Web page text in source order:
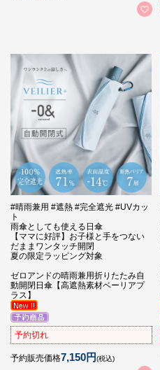
#晴雨兼用 #遮熱 #完全遮光 #UVカッ
ト
雨傘としても使える日傘
【ママに好評】お子様と手をつない
だままワンタッチ開閉
夏の限定ラッピング対象
ゼロアンドの晴雨兼用折りたたみ自
動開閉日傘【高遮熱素材ベーリアプ
ラス】
予約切れ
予約販売価格7,150円(税込)